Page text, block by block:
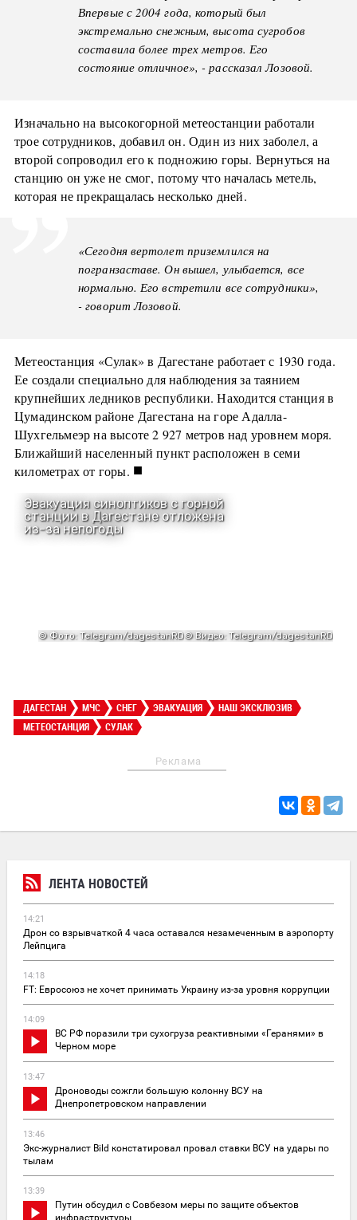
ЛЕНТА НОВОСТЕЙ
14:21
Дрон со взрывчаткой 4 часа оставался незамеченным в аэропорту
Лейпцига
14:18
FT: Евросоюз не хочет принимать Украину из-за уровня коррупции
14:09
ВС РФ поразили три сухогруза реактивными «Геранями» в
Черном море
13:47
Дроноводы сожгли большую колонну ВСУ на
Днепропетровском направлении
13:46
Экс-журналист Bild констатировал провал ставки ВСУ на удары по
тылам
13:39
Путин обсудил с Совбезом меры по защите объектов
инфраструктуры
Впервые с 2004 года, который был
экстремально снежным, высота сугробов
составила более трех метров. Его
состояние отличное», - рассказал Лозовой.
Изначально на высокогорной метеостанции работали
трое сотрудников, добавил он. Один из них заболел, а
второй сопроводил его к подножию горы. Вернуться на
станцию он уже не смог, потому что началась метель,
которая не прекращалась несколько дней.
«Сегодня вертолет приземлился на
погранзаставе. Он вышел, улыбается, все
нормально. Его встретили все сотрудники»,
- говорит Лозовой.
Метеостанция «Сулак» в Дагестане работает с 1930 года.
Ее создали специально для наблюдения за таянием
крупнейших ледников республики. Находится станция в
Цумадинском районе Дагестана на горе Адалла-
Шухгельмеэр на высоте 2 927 метров над уровнем моря.
Ближайший населенный пункт расположен в семи
километрах от горы. ■
ДАГЕСТАН МЧС СНЕГ ЭВАКУАЦИЯ
НАШ ЭКСКЛЮЗИВ
МЕТЕОСТАНЦИЯ
СУЛАК
Реклама